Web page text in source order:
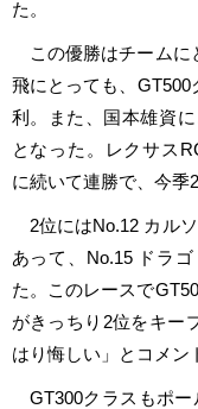
た。
この優勝はチームに
飛にとっても、GT500
利。また、国本雄資
となった。レクサス
に続いて連勝で、今季2
2位にはNo.12 カル
あって、No.15 ドラ
た。このレースで
がきっちり2位をキー
はり悔しい」とコメン
GT300クラスもポー